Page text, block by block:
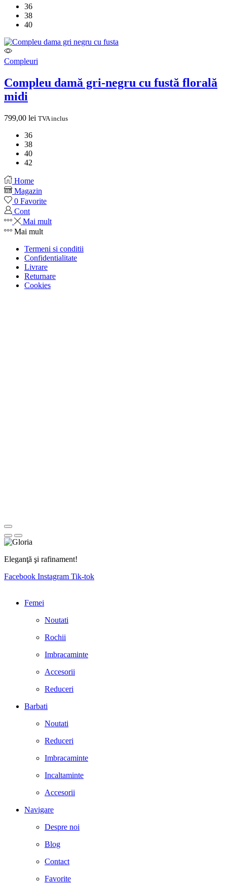
36
38
40
Compleuri
Compleu damă gri-negru cu fustă florală
midi
799,00 lei TVA inclus
36
38
40
42
Home
Magazin
0 Favorite
Cont
Mai mult
Mai mult
Termeni si conditii
Confidentialitate
Livrare
Returnare
Cookies
Eleganţă şi rafinament!
Facebook Instagram Tik-tok
Femei
Noutati
Rochii
Imbracaminte
Accesorii
Reduceri
Barbati
Noutati
Reduceri
Imbracaminte
Incaltaminte
Accesorii
Navigare
Despre noi
Blog
Contact
Favorite